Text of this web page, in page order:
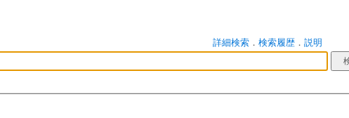
詳細検索． 検索履歴． 説明